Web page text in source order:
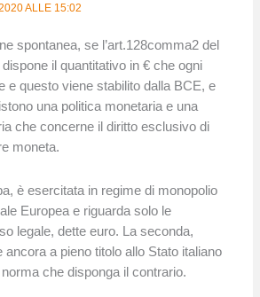
ALLE 15:02
spontanea, se l’art.128comma2 del
il quantitativo in € che ogni
e questo viene stabilito dalla BCE, e
una politica monetaria e una
che concerne il diritto esclusivo di
moneta.
è esercitata in regime di monopolio
Europea e riguarda solo le
legale, dette euro. La seconda,
ancora a pieno titolo allo Stato italiano
che disponga il contrario.